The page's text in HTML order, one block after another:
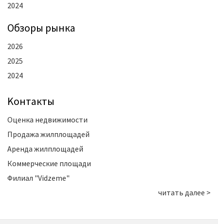
2024
Oбзоры рынка
2026
2025
2024
Kонтакты
Оценка недвижимости
Продажа жилплощадей
Аренда жилплощадей
Коммерческие площади
Филиал "Vidzeme"
читать далее >